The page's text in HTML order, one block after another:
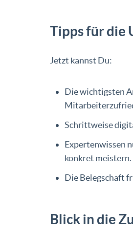
Tipps für die
Jetzt kannst Du:
Die wichtigsten
Schrittweise
Expertenwissen
konkret meistern.
Die Belegschaft
Blick in die